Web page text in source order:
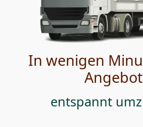
In wenigen
Angebot
entspannt